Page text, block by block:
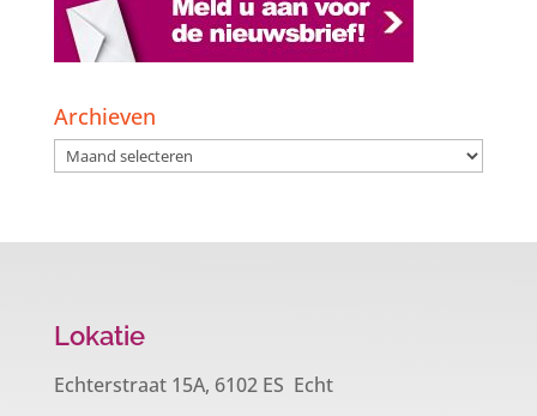
Archieven
Archieven
Lokatie
Echterstraat 15A, 6102 ES Echt